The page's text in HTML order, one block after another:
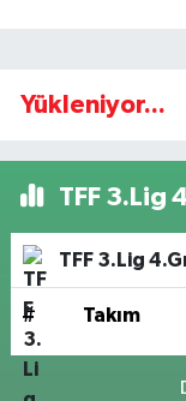
Yükleniyor...
TFF 3.Lig
TFF 3.Lig
# Takım